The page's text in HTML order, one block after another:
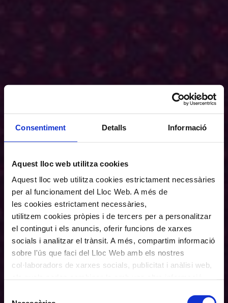
Consentiment Detalls Informació
Aquest lloc web utilitza cookies
Aquest lloc web utilitza cookies estrictament necessàries
per al funcionament del Lloc Web. A més de
les cookies estrictament necessàries,
utilitzem cookies pròpies i de tercers per a personalitzar
el contingut i els anuncis, oferir funcions de xarxes
socials i analitzar el trànsit. A més, compartim informació
sobre l'ús que faci del Lloc Web amb els nostres
col·laboradors de xarxes socials, publicitat i anàlisi web,